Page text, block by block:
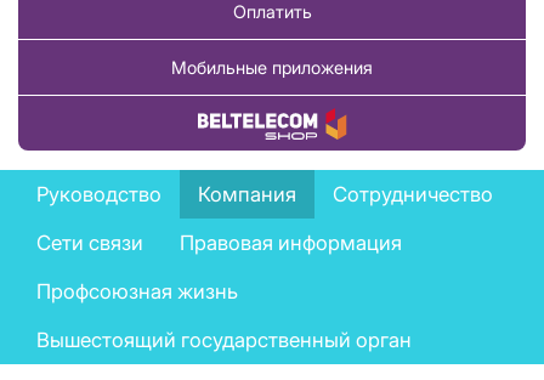
Оплатить
Мобильные приложения
Купить товар
Company
menu
Руководство Компания
Сотрудничество
Сети связи
Правовая информация
Профсоюзная жизнь
Вышестоящий государственный орган